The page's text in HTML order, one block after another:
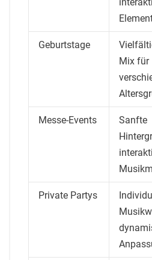
Geburtstage
Mix für
Messe-Events
Sanfte
Private Partys